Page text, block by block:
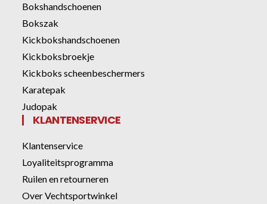
Bokshandschoenen
Bokszak
Kickbokshandschoenen
Kickboksbroekje
Kickboks scheenbeschermers
Karatepak
Judopak
KLANTENSERVICE
Klantenservice
Loyaliteitsprogramma
Ruilen en retourneren
Over Vechtsportwinkel